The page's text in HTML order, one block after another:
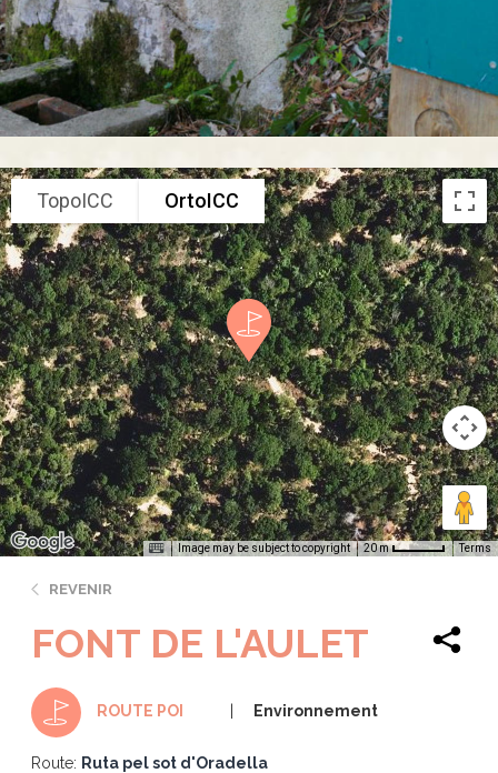
TopoICC OrtoICC
Image may be subject to copyright 20 m Terms
REVENIR
FONT DE L'AULET
ROUTE POI Environnement
Route: Ruta pel sot d'Oradella